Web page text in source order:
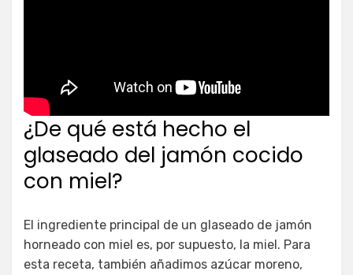
¿De qué está hecho el
glaseado del jamón cocido
con miel?
El ingrediente principal de un glaseado de jamón
horneado con miel es, por supuesto, la miel. Para
esta receta, también añadimos azúcar moreno,